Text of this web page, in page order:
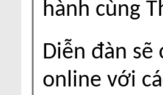
hành cùng
Diễn đàn sẽ
online với